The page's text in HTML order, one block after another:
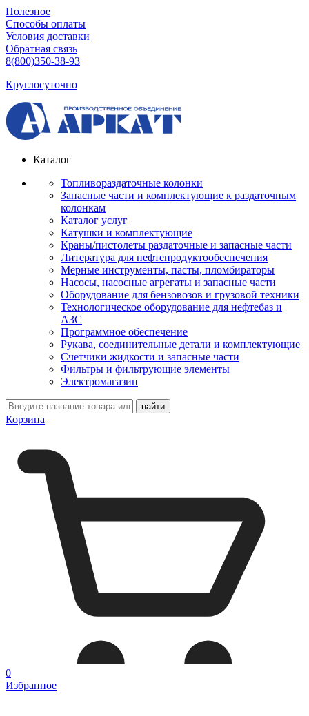
Полезное
Способы оплаты
Условия доставки
Обратная связь
8(800)350-38-93
Круглосуточно
Каталог
Топливораздаточные колонки
Запасные части и комплектующие к раздаточным
колонкам
Каталог услуг
Катушки и комплектующие
Краны/пистолеты раздаточные и запасные части
Литература для нефтепродуктообеспечения
Мерные инструменты, пасты, пломбираторы
Насосы, насосные агрегаты и запасные части
Оборудование для бензовозов и грузовой техники
Технологическое оборудование для нефтебаз и
АЗС
Программное обеспечение
Рукава, соединительные детали и комплектующие
Счетчики жидкости и запасные части
Фильтры и фильтрующие элементы
Электромагазин
Корзина
0
Избранное